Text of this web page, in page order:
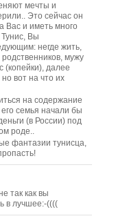
мечты и
Это сейчас он
Вас и иметь много
Вы
негде жить,
мужу
(копейки), далее
вот на что их
на содержание
семья начали бы
(в России) под
роде..
фантазии тунисца,
так как вы
в лучшее:-((((